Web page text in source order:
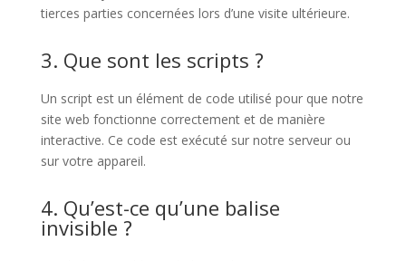
tierces parties concernées lors d’une visite ultérieure.
3. Que sont les scripts ?
Un script est un élément de code utilisé pour que notre
site web fonctionne correctement et de manière
interactive. Ce code est exécuté sur notre serveur ou
sur votre appareil.
4. Qu’est-ce qu’une balise
invisible ?